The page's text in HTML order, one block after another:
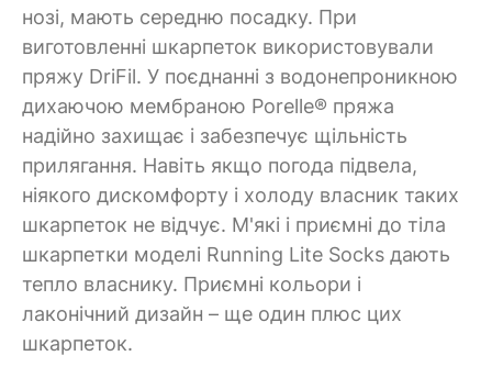
нозі, мають середню посадку. При
виготовленні шкарпеток використовували
пряжу DriFil. У поєднанні з водонепроникною
дихаючою мембраною Porelle® пряжа
надійно захищає і забезпечує щільність
прилягання. Навіть якщо погода підвела,
ніякого дискомфорту і холоду власник таких
шкарпеток не відчує. М'які і приємні до тіла
шкарпетки моделі Running Lite Socks дають
тепло власнику. Приємні кольори і
лаконічний дизайн – ще один плюс цих
шкарпеток.